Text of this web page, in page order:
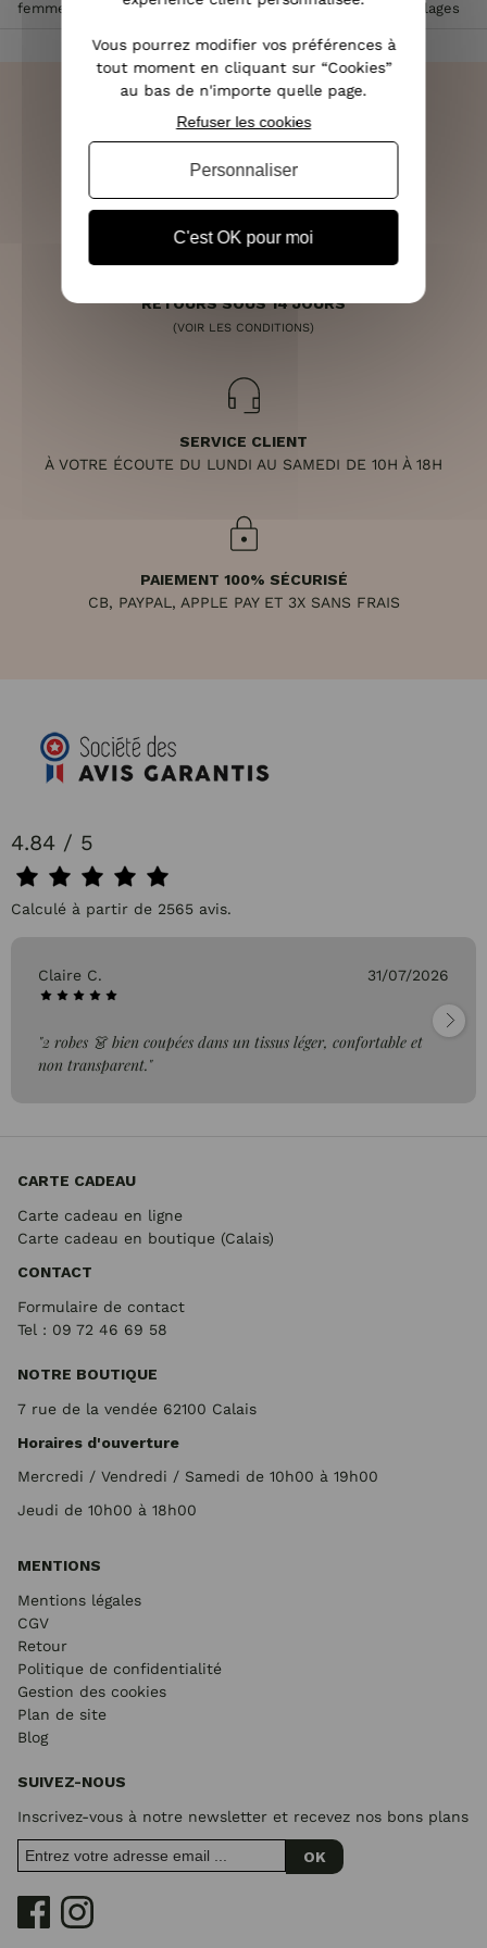
femme
Collier Lolilota ras de cou tissu blanc fleuri coquillages
LIVRAISON RAPIDE
RETOURS SOUS 14 JOURS
(VOIR LES CONDITIONS)
SERVICE CLIENT
À VOTRE ÉCOUTE DU LUNDI AU SAMEDI DE 10H À 18H
PAIEMENT 100% SÉCURISÉ
CB, PAYPAL, APPLE PAY ET 3X SANS FRAIS
4.84 / 5
Calculé à partir de 2565 avis.
Claire C. 31/07/2026
"2 robes 👗 bien coupées dans un tissus léger, confortable et
non transparent."
CARTE CADEAU
Carte cadeau en ligne
Carte cadeau en boutique (Calais)
CONTACT
Formulaire de contact
Tel : 09 72 46 69 58
NOTRE BOUTIQUE
7 rue de la vendée 62100 Calais
Horaires d'ouverture
Mercredi / Vendredi / Samedi de 10h00 à 19h00
Jeudi de 10h00 à 18h00
MENTIONS
Mentions légales
CGV
Retour
Politique de confidentialité
Gestion des cookies
Plan de site
Blog
SUIVEZ-NOUS
Inscrivez-vous à notre newsletter et recevez nos bons plans
OK
Vous pourrez modifier vos préférences à
tout moment en cliquant sur “Cookies”
au bas de n'importe quelle page.
C'est OK pour moi
Refuser les cookies
Personnaliser